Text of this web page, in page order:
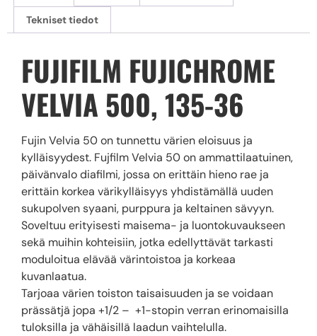
Tekniset tiedot
FUJIFILM FUJICHROME
VELVIA 500, 135-36
Fujin Velvia 50 on tunnettu värien eloisuus ja
kylläisyydest. Fujfilm Velvia 50 on ammattilaatuinen,
päivänvalo diafilmi, jossa on erittäin hieno rae ja
erittäin korkea värikylläisyys yhdistämällä uuden
sukupolven syaani, purppura ja keltainen sävyyn.
Soveltuu erityisesti maisema- ja luontokuvaukseen
sekä muihin kohteisiin, jotka edellyttävät tarkasti
moduloitua elävää värintoistoa ja korkeaa
kuvanlaatua.
Tarjoaa värien toiston taisaisuuden ja se voidaan
prässätjä jopa +1/2 – +1-stopin verran erinomaisilla
tuloksilla ja vähäisillä laadun vaihtelulla.